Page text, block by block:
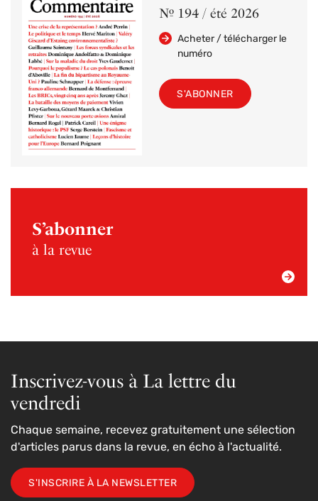
Nº 194 / été 2026
Acheter / télécharger le
numéro
S'ABONNER
S’abonner
à la revue
Inscrivez-vous à La lettre du
vendredi
Chaque semaine, recevez gratuitement une sélection
d'articles parus dans la revue, en écho à l'actualité.
S'INSCRIRE À LA NEWSLETTER